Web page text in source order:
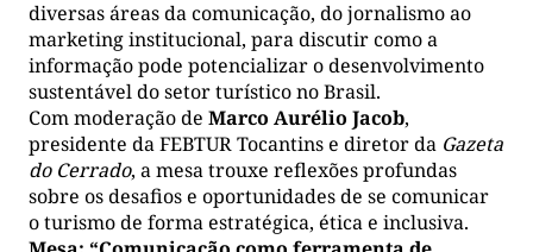
diversas áreas da comunicação, do jornalismo ao
marketing institucional, para discutir como a
informação pode potencializar o desenvolvimento
sustentável do setor turístico no Brasil.
Com moderação de Marco Aurélio Jacob,
presidente da FEBTUR Tocantins e diretor da Gazeta
do Cerrado, a mesa trouxe reflexões profundas
sobre os desafios e oportunidades de se comunicar
o turismo de forma estratégica, ética e inclusiva.